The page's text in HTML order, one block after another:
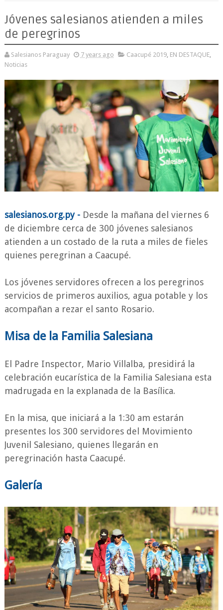
Jóvenes salesianos atienden a miles
de peregrinos
Salesianos Paraguay 7 years ago Caacupé 2019, EN DESTAQUE,
Noticias
salesianos.org.py -Desde la mañana del viernes 6
de diciembre cerca de 300 jóvenes salesianos
atienden a un costado de la ruta a miles de fieles
quienes peregrinan a Caacupé.
Los jóvenes servidores ofrecen a los peregrinos
servicios de primeros auxilios, agua potable y los
acompañan a rezar el santo Rosario.
Misa de la Familia Salesiana
El Padre Inspector, Mario Villalba, presidirá la
celebración eucarística de la Familia Salesiana esta
madrugada en la explanada de la Basílica.
En la misa, que iniciará a la 1:30 am estarán
presentes los 300 servidores del Movimiento
Juvenil Salesiano, quienes llegarán en
peregrinación hasta Caacupé.
Galería